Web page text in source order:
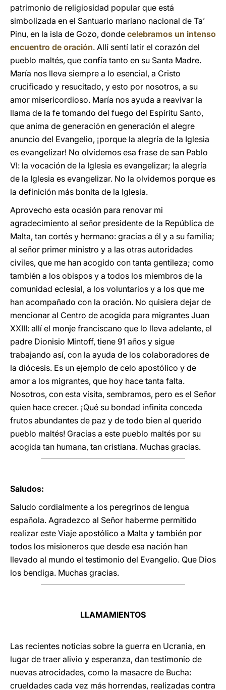
patrimonio de religiosidad popular que está
simbolizada en el Santuario mariano nacional de Ta’
Pinu, en la isla de Gozo, donde celebramos un intenso
encuentro de oración. Allí sentí latir el corazón del
pueblo maltés, que confía tanto en su Santa Madre.
María nos lleva siempre a lo esencial, a Cristo
crucificado y resucitado, y esto por nosotros, a su
amor misericordioso. María nos ayuda a reavivar la
llama de la fe tomando del fuego del Espíritu Santo,
que anima de generación en generación el alegre
anuncio del Evangelio, ¡porque la alegría de la Iglesia
es evangelizar! No olvidemos esa frase de san Pablo
VI: la vocación de la Iglesia es evangelizar; la alegría
de la Iglesia es evangelizar. No la olvidemos porque es
la definición más bonita de la Iglesia.
Aprovecho esta ocasión para renovar mi
agradecimiento al señor presidente de la República de
Malta, tan cortés y hermano: gracias a él y a su familia;
al señor primer ministro y a las otras autoridades
civiles, que me han acogido con tanta gentileza; como
también a los obispos y a todos los miembros de la
comunidad eclesial, a los voluntarios y a los que me
han acompañado con la oración. No quisiera dejar de
mencionar al Centro de acogida para migrantes Juan
XXIII: allí el monje franciscano que lo lleva adelante, el
padre Dionisio Mintoff, tiene 91 años y sigue
trabajando así, con la ayuda de los colaboradores de
la diócesis. Es un ejemplo de celo apostólico y de
amor a los migrantes, que hoy hace tanta falta.
Nosotros, con esta visita, sembramos, pero es el Señor
quien hace crecer. ¡Qué su bondad infinita conceda
frutos abundantes de paz y de todo bien al querido
pueblo maltés! Gracias a este pueblo maltés por su
acogida tan humana, tan cristiana. Muchas gracias.
Saludos:
Saludo cordialmente a los peregrinos de lengua
española. Agradezco al Señor haberme permitido
realizar este Viaje apostólico a Malta y también por
todos los misioneros que desde esa nación han
llevado al mundo el testimonio del Evangelio. Que Dios
los bendiga. Muchas gracias.
LLAMAMIENTOS
Las recientes noticias sobre la guerra en Ucrania, en
lugar de traer alivio y esperanza, dan testimonio de
nuevas atrocidades, como la masacre de Bucha:
crueldades cada vez más horrendas, realizadas contra